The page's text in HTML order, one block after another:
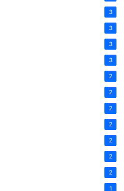
3
3
3
3
2
2
2
2
2
2
2
1